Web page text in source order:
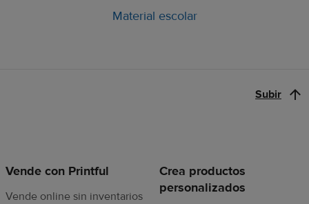
Material escolar
Subir
Vende con Printful
Vende online sin inventarios
Crea productos
personalizados